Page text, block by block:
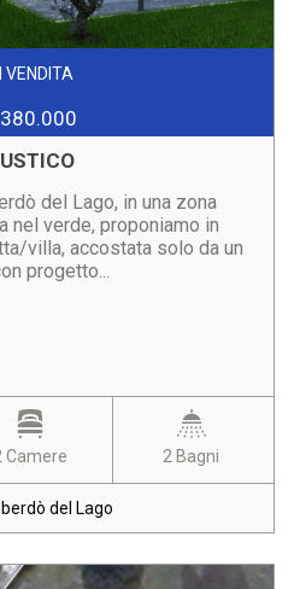
VENDITA
del Lago, in una zona
nel verde, proponiamo in
villa, accostata solo da un
progetto...
Camere 2 Bagni
del Lago